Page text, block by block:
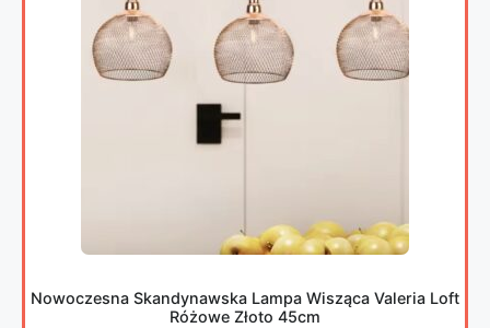
Nowoczesna Skandynawska Lampa Wisząca Valeria Loft
Różowe Złoto 45cm